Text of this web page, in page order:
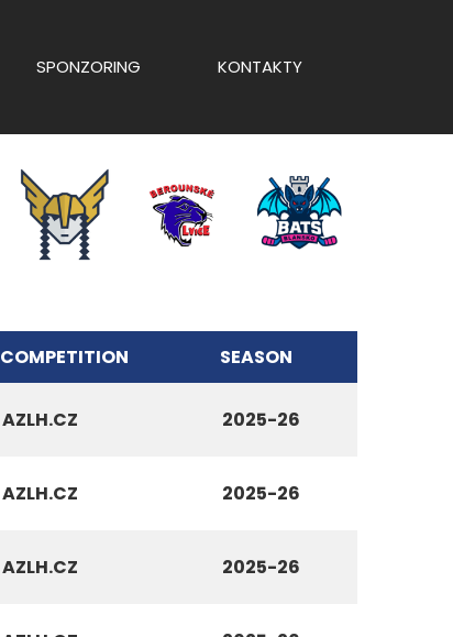
SPONZORING KONTAKTY
COMPETITION SEASON
AZLH.CZ 2025-26
AZLH.CZ 2025-26
AZLH.CZ 2025-26